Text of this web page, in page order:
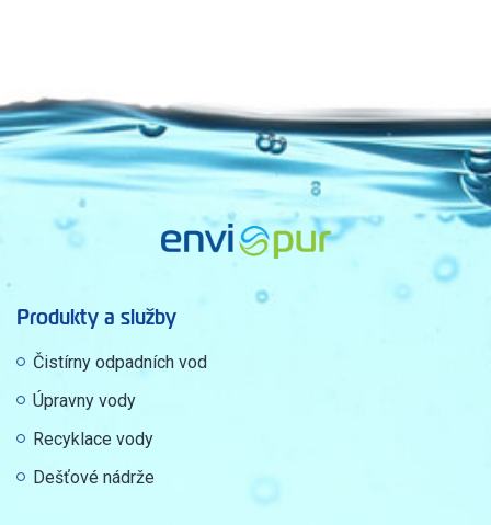
Produkty a služby
Čistírny odpadních vod
Úpravny vody
Recyklace vody
Dešťové nádrže